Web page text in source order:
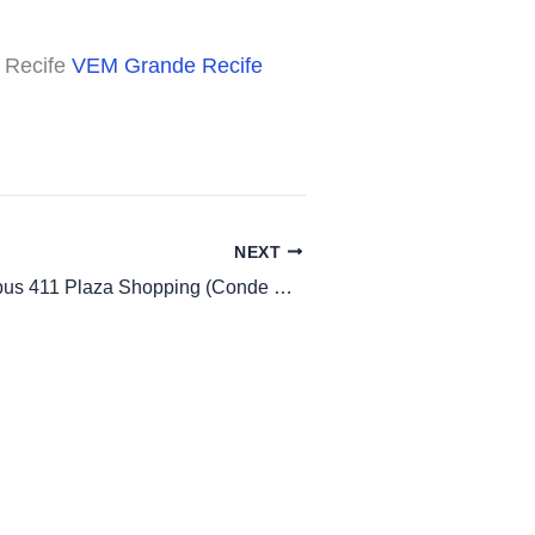
VEM Grande Recife
NEXT
Horario de Onibus 411 Plaza Shopping (Conde Da Boa Vista)